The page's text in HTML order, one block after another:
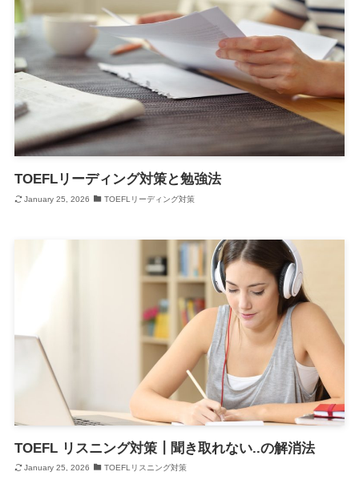
TOEFLリーディング対策と勉強法
January 25, 2026 TOEFLリーディング対策
TOEFL リスニング対策┃聞き取れない..の解消法
January 25, 2026 TOEFLリスニング対策